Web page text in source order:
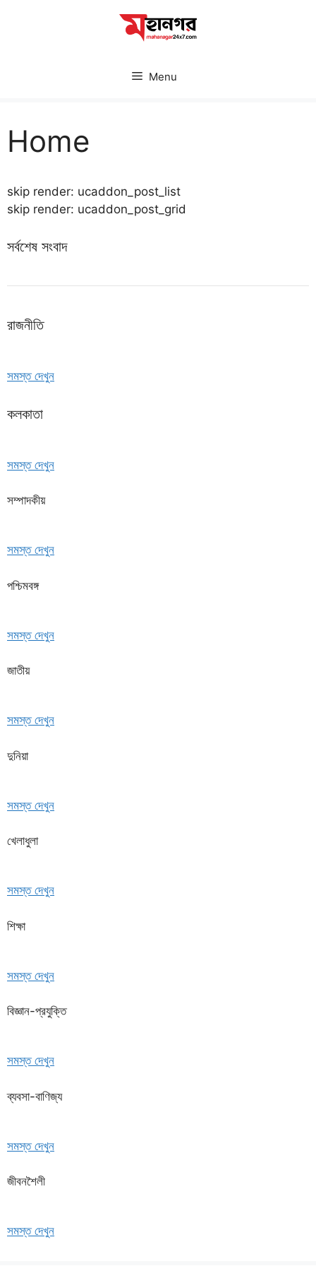
Menu
Home
skip render: ucaddon_post_list
skip render: ucaddon_post_grid
সর্বশেষ সংবাদ
রাজনীতি
সমস্ত দেখুন
কলকাতা
সমস্ত দেখুন
সম্পাদকীয়
সমস্ত দেখুন
পশ্চিমবঙ্গ
সমস্ত দেখুন
জাতীয়
সমস্ত দেখুন
দুনিয়া
সমস্ত দেখুন
খেলাধুলা
সমস্ত দেখুন
শিক্ষা
সমস্ত দেখুন
বিজ্ঞান-প্রযুক্তি
সমস্ত দেখুন
ব্যবসা-বাণিজ্য
সমস্ত দেখুন
জীবনশৈলী
সমস্ত দেখুন